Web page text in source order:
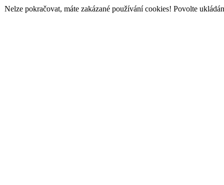
Nelze pokračovat, máte zakázané používání cookies! Povolte